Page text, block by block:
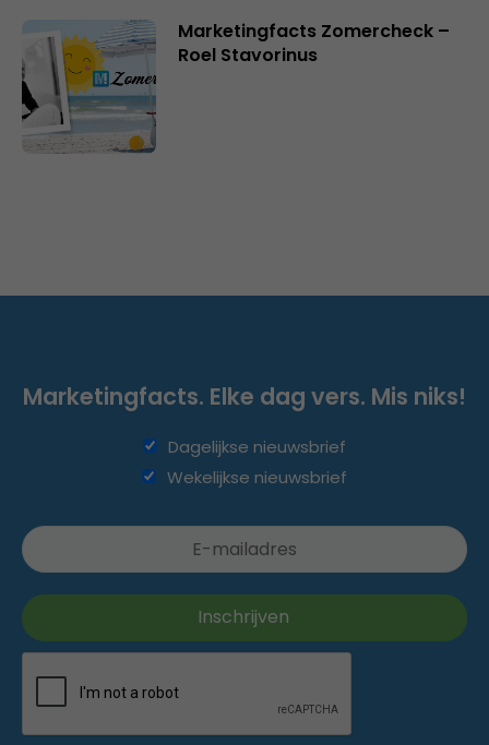
Marketingfacts Zomercheck –
Roel Stavorinus
Marketingfacts. Elke dag vers. Mis niks!
Dagelijkse nieuwsbrief
Wekelijkse nieuwsbrief